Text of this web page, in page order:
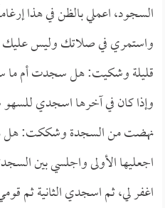
السجود، اعملي بالظن في هذا
واستمري في صلاتك وليس عليك
قليلة وشكيت: هل سجدت أم
وإذا كان في آخرها اسجدي للسهو
نهضت من السجدة وشككت: هل هذه
اجعليها الأولى واجلسي بين
اغفر لي، ثم اسجدي الثانية ثم